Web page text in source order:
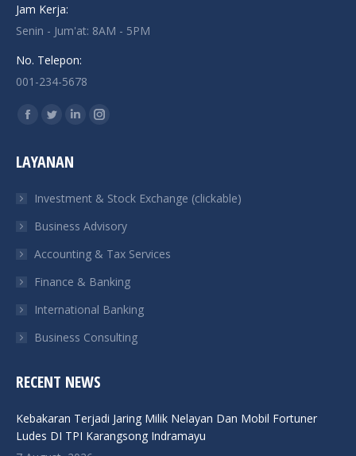
Jam Kerja:
Senin - Jum'at: 8AM - 5PM
No. Telepon:
001-234-5678
Find us on:
Facebook
opens
new
window
Twitter
opens
new
window
Linkedin
new
window
Instagram
new
window
LAYANAN
Investment & Stock Exchange (clickable)
Business Advisory
Accounting & Tax Services
Finance & Banking
International Banking
Business Consulting
RECENT NEWS
Kebakaran Terjadi Jaring Milik Nelayan Dan Mobil Fortuner
Ludes DI TPI Karangsong Indramayu